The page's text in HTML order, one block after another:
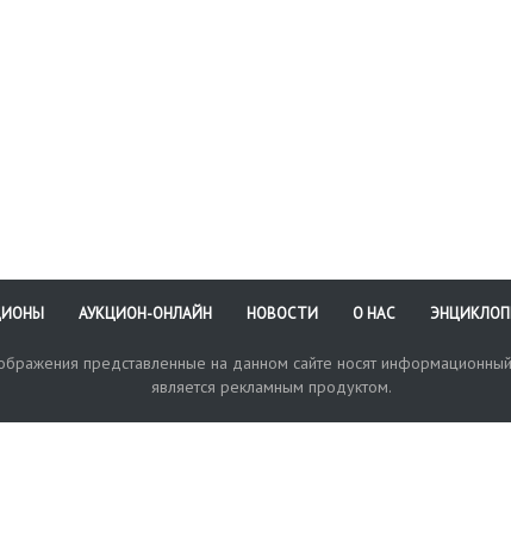
АУКЦИОН-ОНЛАЙН НОВОСТИ О НАС
представленные на данном сайте носят
является рекламным продуктом.